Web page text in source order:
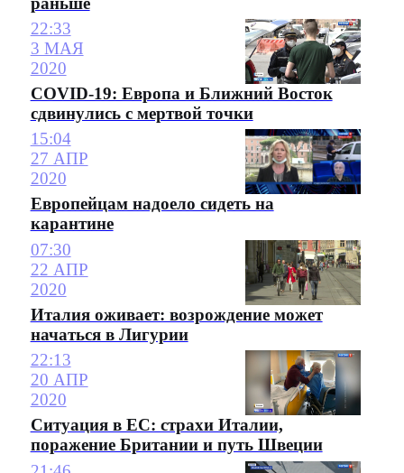
22:33
3 МАЯ
2020
COVID-19: Европа и Ближний Восток
сдвинулись с мертвой точки
15:04
27 АПР
2020
Европейцам надоело сидеть на
карантине
07:30
22 АПР
2020
Италия оживает: возрождение может
начаться в Лигурии
22:13
20 АПР
2020
Ситуация в ЕС: страхи Италии,
поражение Британии и путь Швеции